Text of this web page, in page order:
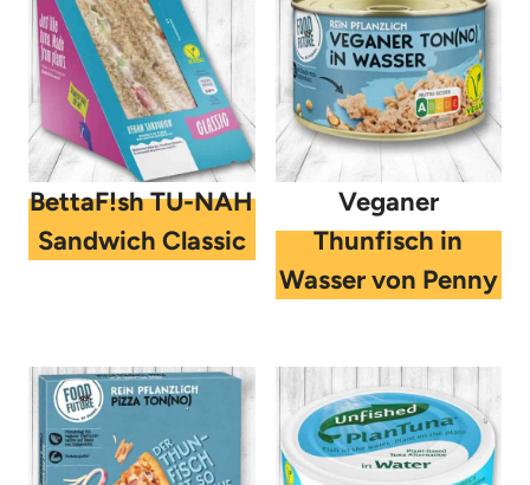
BettaF!sh TU-NAH
Sandwich Classic
Veganer
Thunfisch in
Wasser von Penny